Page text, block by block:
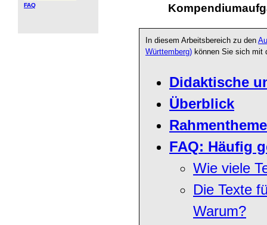
FAQ
In diesem Arbeitsbereich zu den
Württemberg) können Sie sich mit
Didaktische
Überblick
FAQ: Häufig
Wie viele
Die Texte
Warum?